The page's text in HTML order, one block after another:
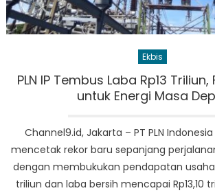
Ekbis
PLN IP Tembus Laba Rp13
untuk Energi Masa
Channel9.id, Jakarta – PT PLN Indonesia
mencetak rekor baru sepanjang
dengan membukukan pendapatan usaha
triliun dan laba bersih mencapai Rp13,10